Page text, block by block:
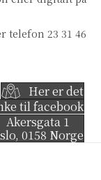
telefon 23 31 46
Her er det
til facebook
Akersgata 1
, 0158 Norge